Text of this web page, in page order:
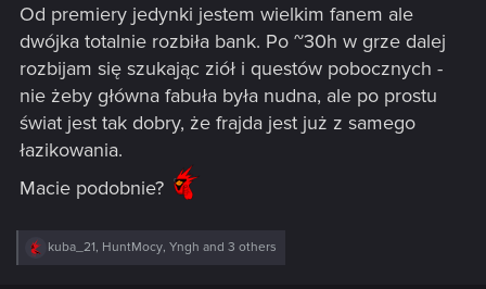
Od premiery jedynki jestem wielkim fanem ale
dwójka totalnie rozbiła bank. Po ~30h w grze dalej
rozbijam się szukając ziół i questów pobocznych -
nie żeby główna fabuła była nudna, ale po prostu
świat jest tak dobry, że frajda jest już z samego
łazikowania.
Macie podobnie?
R
kuba_21, HuntMocy, Yngh and 3 others